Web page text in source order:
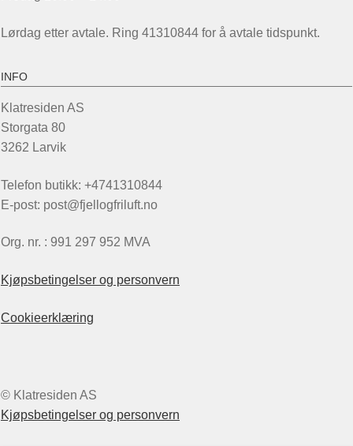
Lørdag etter avtale. Ring 41310844 for å avtale tidspunkt.
INFO
Klatresiden AS
Storgata 80
3262 Larvik
Telefon butikk: +4741310844
E-post: post@fjellogfriluft.no
Org. nr. : 991 297 952 MVA
Kjøpsbetingelser og personvern
Cookieerklæring
© Klatresiden AS
Kjøpsbetingelser og personvern